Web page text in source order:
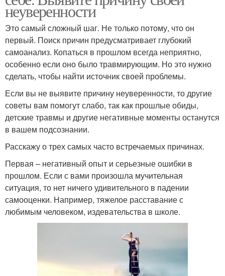
неуверенности
Это самый сложный шаг. Не только потому, что он
первый. Поиск причин предусматривает глубокий
самоанализ. Копаться в прошлом всегда неприятно,
особенно если оно было травмирующим. Но это нужно
сделать, чтобы найти источник своей проблемы.
Если вы не выявите причину неуверенности, то другие
советы вам помогут слабо, так как прошлые обиды,
детские травмы и другие негативные моменты останутся
в вашем подсознании.
Расскажу о трех самых часто встречаемых причинах.
Первая – негативный опыт и серьезные ошибки в
прошлом. Если с вами произошла мучительная
ситуация, то нет ничего удивительного в падении
самооценки. Например, тяжелое расставание с
любимым человеком, издевательства в школе.